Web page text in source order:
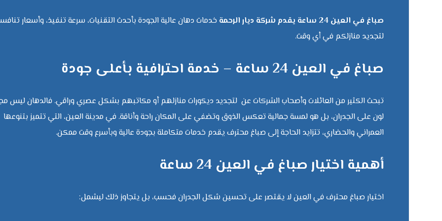
صباغ في العين 24 ساعة يقدم شركة ديار الرحمة
خدمات دهان عالية الجودة بأحدث التقنيات، سرعة تنفيذ، وأسعار
لتجديد منازلكم في أي وقت.
صباغ في العين 24 ساعة – خدمة احترافية بأعلى جودة
تبحث الكثير من العائلات وأصحاب الشركات عن لتجديد ديكورات منازلهم أو مكاتبهم بشكل عصري وراقي. فالدهان ليس
لون على الجدران، بل هو لمسة جمالية تعكس الذوق وتضفي على المكان راحة وأناقة. في مدينة العين، التي تتميز بتنوعها
العمراني والحضاري، تتزايد الحاجة إلى صباغ محترف يقدم خدمات متكاملة بجودة عالية وبأسرع وقت ممكن.
أهمية اختيار صباغ في العين 24 ساعة
اختيار صباغ محترف في العين لا يقتصر على تحسين شكل الجدران فحسب، بل يتجاوز ذلك ليشمل: